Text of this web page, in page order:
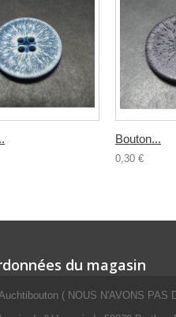
Bouton...
0,30 €
du magasin
( NOUS N'AVONS PAS